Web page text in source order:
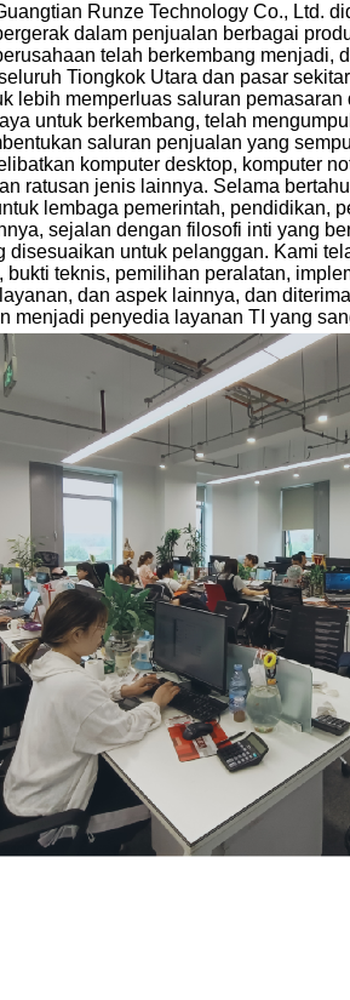
Runze Technology Co., Ltd.
dalam penjualan berbagai
telah berkembang menjadi,
Tiongkok Utara dan pasar
lebih memperluas saluran
untuk berkembang, telah
saluran penjualan yang
komputer desktop, komputer
ratusan jenis lainnya. Selama
lembaga pemerintah, pendidikan,
sejalan dengan filosofi inti yang
disesuaikan untuk pelanggan. Kami
bukti teknis, pemilihan peralatan,
dan aspek lainnya, dan
menjadi penyedia layanan TI yang